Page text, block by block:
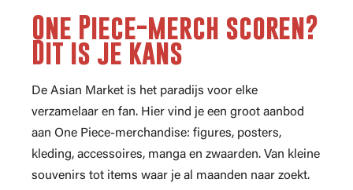
One Piece-merch scoren?
Dit is je kans
De Asian Market is het paradijs voor elke
verzamelaar en fan. Hier vind je een groot aanbod
aan One Piece-merchandise: figures, posters,
kleding, accessoires, manga en zwaarden. Van kleine
souvenirs tot items waar je al maanden naar zoekt.